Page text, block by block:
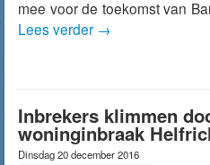
mee voor de toekomst van
Lees verder →
Inbrekers klimmen
woninginbraak
Dinsdag 20 december 2016